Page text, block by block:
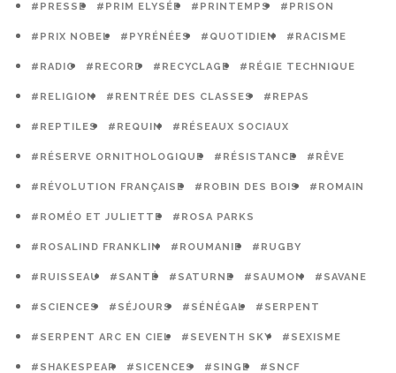
#PRESSE #PRIM ELYSÉE #PRINTEMPS #PRISON
#PRIX NOBEL #PYRÉNÉES #QUOTIDIEN #RACISME
#RADIO #RECORD #RECYCLAGE #RÉGIE TECHNIQUE
#RELIGION #RENTRÉE DES CLASSES #REPAS
#REPTILES #REQUIN #RÉSEAUX SOCIAUX
#RÉSERVE ORNITHOLOGIQUE #RÉSISTANCE #RÊVE
#RÉVOLUTION FRANÇAISE #ROBIN DES BOIS #ROMAIN
#ROMÉO ET JULIETTE #ROSA PARKS
#ROSALIND FRANKLIN #ROUMANIE #RUGBY
#RUISSEAU #SANTÉ #SATURNE #SAUMON #SAVANE
#SCIENCES #SÉJOURS #SÉNÉGAL #SERPENT
#SERPENT ARC EN CIEL #SEVENTH SKY #SEXISME
#SHAKESPEAR #SICENCES #SINGE #SNCF